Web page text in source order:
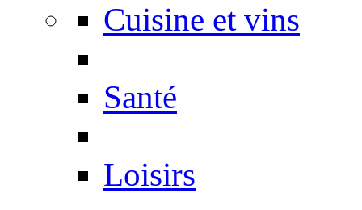
Cuisine et vins
Santé
Loisirs